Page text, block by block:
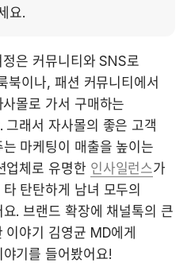
요.
은 커뮤니티와 SNS로
북이나, 패션 커뮤니티에서
몰로 가서 구매하는
그래서 자사몰의 좋은 고객
마케팅이 매출을 높이는
업체로 유명한 인사일런스가
탄탄하게 남녀 모두의
. 브랜드 확장에 채널톡의 큰
야기 김영균 MD에게
기를 들어봤어요!